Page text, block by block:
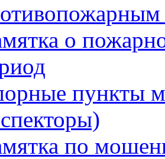
о
пункты
по